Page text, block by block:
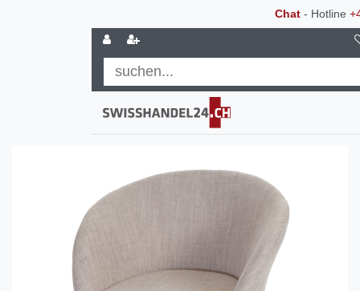
Chat- Hotline